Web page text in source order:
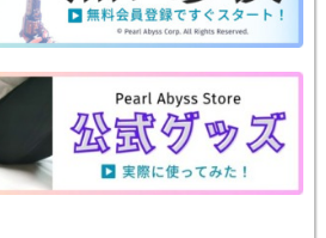
b
o
o
k
st ot
e
Li
n
k